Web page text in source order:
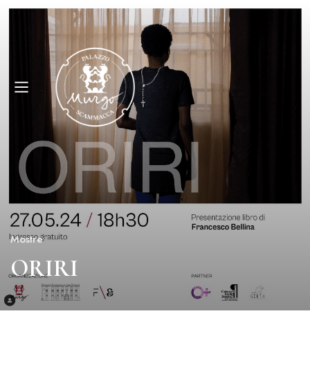
Mostre
ORIRI